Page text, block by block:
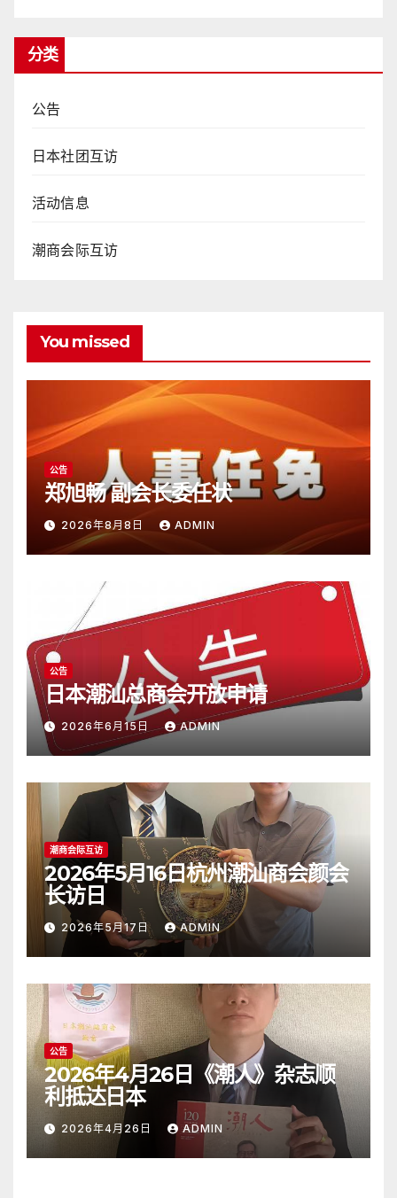
分类
公告
日本社团互访
活动信息
潮商会际互访
You missed
公告
郑旭畅 副会长委任状
2026年8月8日 ADMIN
公告
日本潮汕总商会开放申请
2026年6月15日 ADMIN
潮商会际互访
2026年5月16日杭州潮汕商会颜会
长访日
2026年5月17日 ADMIN
公告
2026年4月26日《潮人》杂志顺
利抵达日本
2026年4月26日 ADMIN